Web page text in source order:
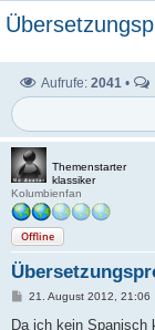
Aufrufe: 2041 •
Themenstarter
klassiker
Kolumbienfan
Offline
B
i
21. August 2012, 21:06
Da ich kein Spanisch